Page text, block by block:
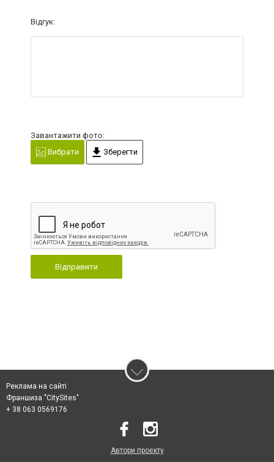
Відгук:
Завантажити фото:
Вибрати
Зберегти
Відправити
Реклама на сайті
Франшиза "CitySites"
+ 38 063 0569176
Автори проєкту